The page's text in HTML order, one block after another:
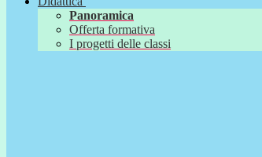
Panoramica
Offerta formativa
I progetti delle classi